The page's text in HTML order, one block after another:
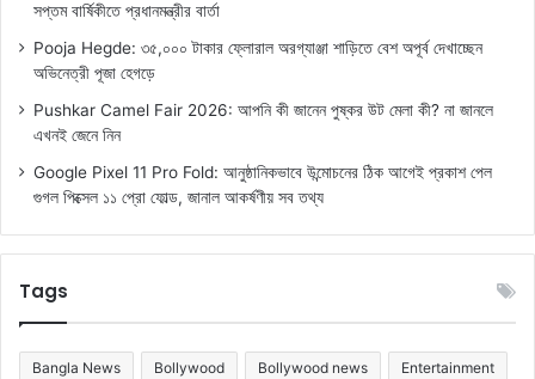
সপ্তম বার্ষিকীতে প্রধানমন্ত্রীর বার্তা
Pooja Hegde: ৩৫,০০০ টাকার ফ্লোরাল অরগ্যাঞ্জা শাড়িতে বেশ অপূর্ব দেখাচ্ছেন
অভিনেত্রী পূজা হেগড়ে
Pushkar Camel Fair 2026: আপনি কী জানেন পুষ্কর উট মেলা কী? না জানলে
এখনই জেনে নিন
Google Pixel 11 Pro Fold: আনুষ্ঠানিকভাবে উন্মোচনের ঠিক আগেই প্রকাশ পেল
গুগল পিক্সেল ১১ প্রো ফোল্ড, জানাল আকর্ষণীয় সব তথ্য
Tags
Bangla News Bollywood Bollywood news Entertainment